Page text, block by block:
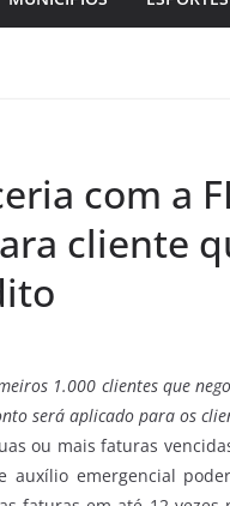
com a
cliente
1.000 clientes que
será aplicado para os
ou mais faturas
emergencial